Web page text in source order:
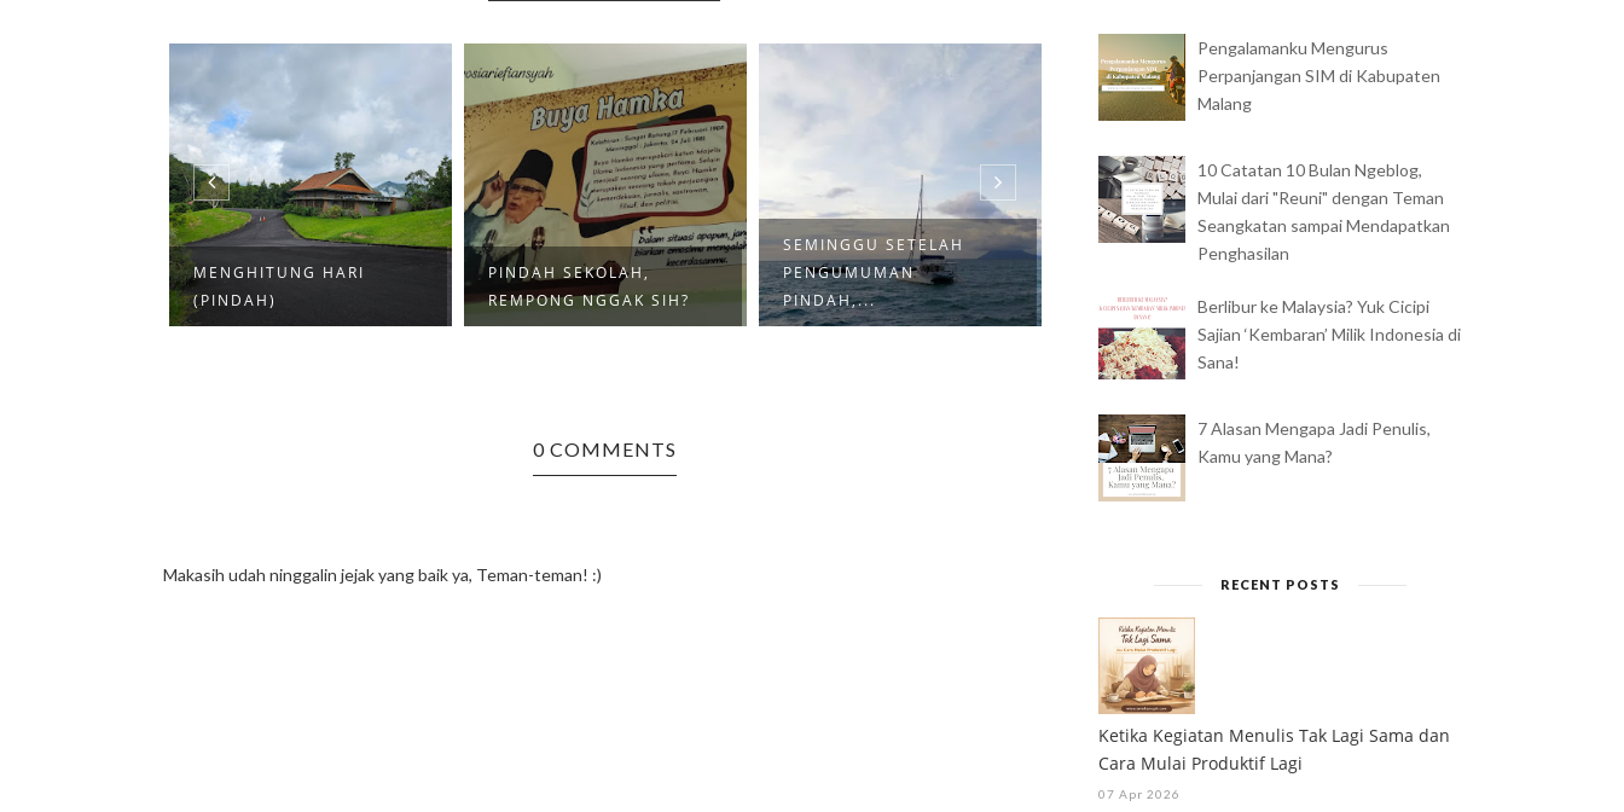
MENGHITUNG HARI
(PINDAH)
PINDAH SEKOLAH,
REMPONG NGGAK SIH?
SEMINGGU SETELAH
PENGUMUMAN
PINDAH,...
KETIKA TRAVELING ...
TIDAK PERNAH ...
0 COMMENTS
Makasih udah ninggalin jejak yang baik ya, Teman-teman! :)
Pengalamanku Mengurus
Perpanjangan SIM di Kabupaten
Malang
10 Catatan 10 Bulan Ngeblog,
Mulai dari "Reuni" dengan Teman
Seangkatan sampai Mendapatkan
Penghasilan
Berlibur ke Malaysia? Yuk Cicipi
Sajian ‘Kembaran’ Milik Indonesia di
Sana!
7 Alasan Mengapa Jadi Penulis,
Kamu yang Mana?
RECENT POSTS
Ketika Kegiatan Menulis Tak Lagi Sama dan
Cara Mulai Produktif Lagi
07 Apr 2026